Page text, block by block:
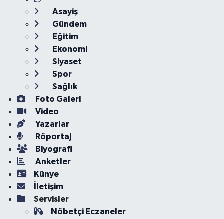
Asayiş
Gündem
Eğitim
Ekonomi
Siyaset
Spor
Sağlık
Foto Galeri
Video
Yazarlar
Röportaj
Biyografi
Anketler
Künye
İletişim
Servisler
Nöbetçi Eczaneler